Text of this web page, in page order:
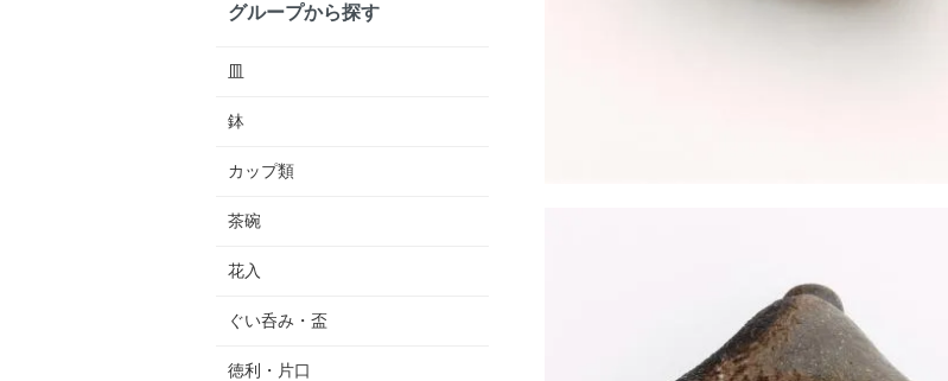
グループから探す
皿
鉢
カップ類
茶碗
花入
ぐい呑み・盃
徳利・片口